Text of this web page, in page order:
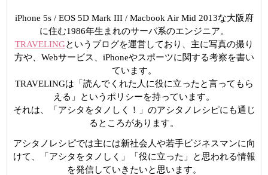
iPhone 5s / EOS 5D Mark III / Macbook Air Mid 2013な大阪府
に住む1986年生まれのサーバ系のエンジニア。
TRAVELINGというブログを運営しており、主に写真の撮り
方や、Webサービス、iPhoneやスポーツに関する考察を書い
ています。
TRAVELINGは「読んでくれた人に役に立ったと言ってもら
える」というポリシーを持っています。
それは、「アシタをタノしく！」のアシタノレシピにも通じ
るところがあります。
アシタノレシピでは主には新社会人や若手ビジネスマンに向
けて、「アシタをタノしく」「役に立った」と思われる情報
を発信していきたいと思います。